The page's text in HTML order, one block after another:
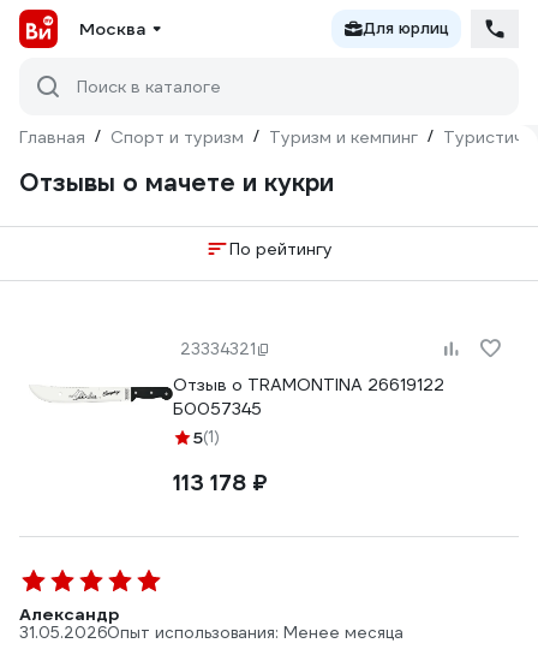
Москва Для юрлиц
Поиск в каталоге
Главная / Спорт и туризм / Туризм и кемпинг /
Отзывы о мачете и кукри
По рейтингу
23334321
Отзыв о TRAMONTINA 26619122
Б0057345
5(1)
113 178 ₽
Александр
31.05.2026Опыт использования: Менее месяца